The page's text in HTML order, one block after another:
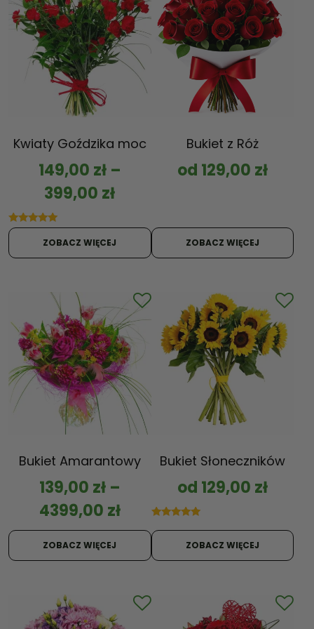
Kwiaty Goździka moc
149,00 zł–
399,00 zł
ZOBACZ WIĘCEJ
Bukiet z Róż
od 129,00 zł
ZOBACZ WIĘCEJ
Bukiet Amarantowy
139,00 zł–
4399,00 zł
ZOBACZ WIĘCEJ
Bukiet Słoneczników
od 129,00 zł
ZOBACZ WIĘCEJ